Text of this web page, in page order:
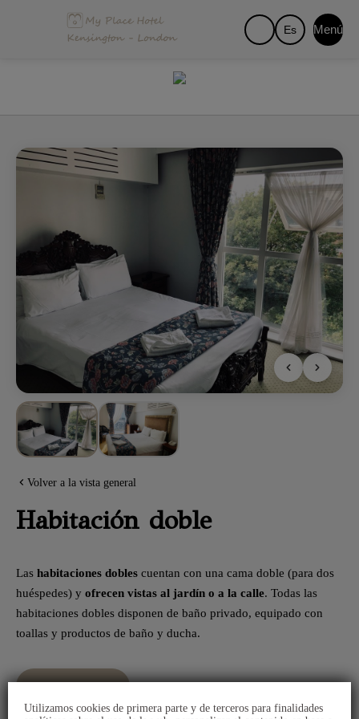
Utilizamos cookies de primera parte y de terceros para finalidades
Menú
Es
Volver a la vista general
Habitación doble
Las habitaciones dobles cuentan con una cama doble (para dos
huéspedes) y ofrecen vistas al jardín o a la calle. Todas las
habitaciones dobles disponen de baño privado, equipado con
toallas y productos de baño y ducha.
Reservar